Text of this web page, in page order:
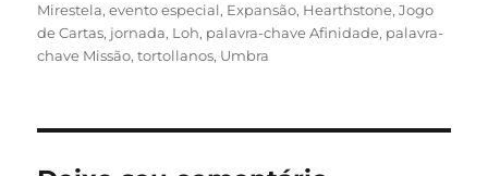
Mirestela,evento especial, Expansão, Hearthstone,Jogo
de Cartas, jornada, Loh, palavra-chave Afinidade, palavra-
chave Missão,tortollanos, Umbra